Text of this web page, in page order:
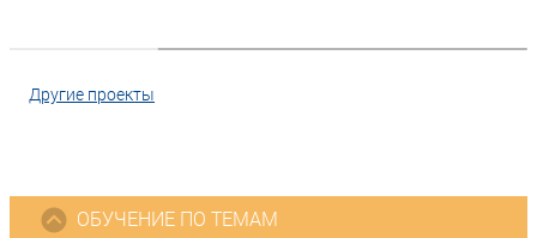
Другие проекты
ОБУЧЕНИЕ ПО ТЕМАМ